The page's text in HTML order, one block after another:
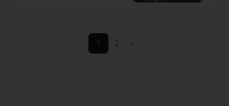
1 2 >